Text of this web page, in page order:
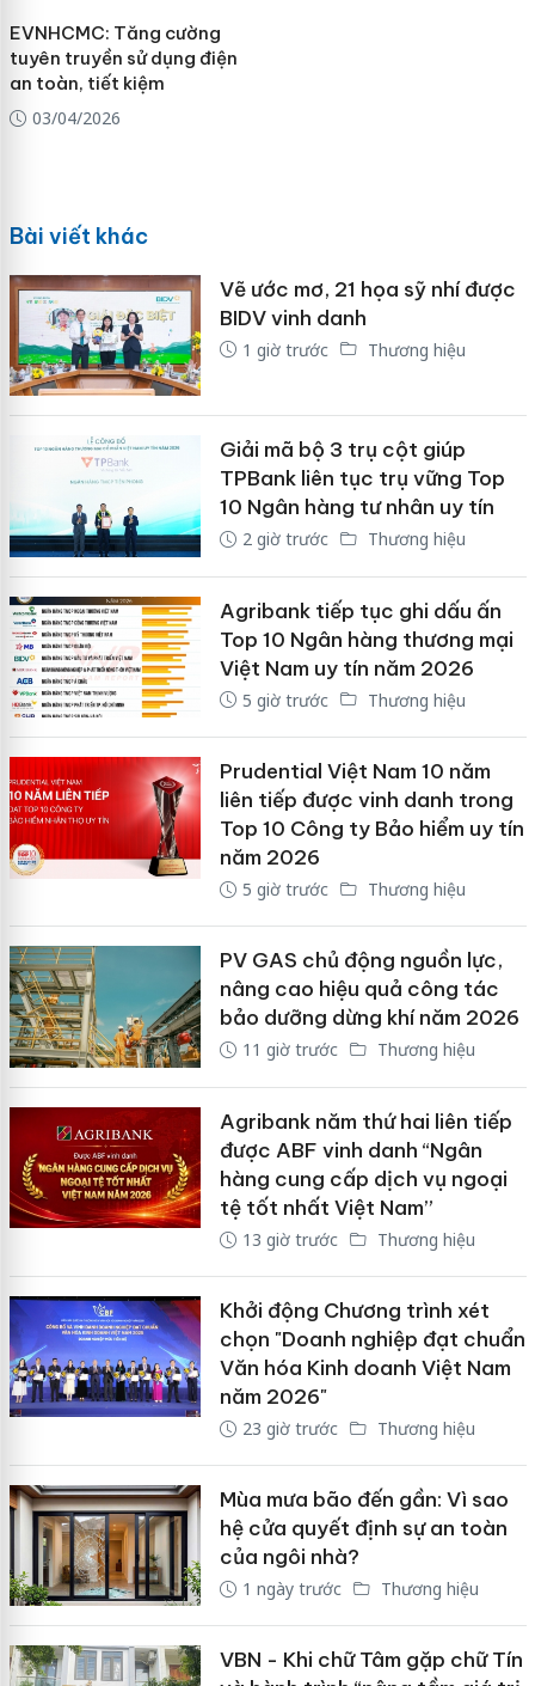
EVNHCMC: Tăng cường
tuyên truyền sử dụng điện
an toàn, tiết kiệm
03/04/2026
Bài viết khác
Vẽ ước mơ, 21 họa sỹ nhí được
BIDV vinh danh
1 giờ trước Thương hiệu
Giải mã bộ 3 trụ cột giúp
TPBank liên tục trụ vững Top
10 Ngân hàng tư nhân uy tín
2 giờ trước Thương hiệu
Agribank tiếp tục ghi dấu ấn
Top 10 Ngân hàng thương mại
Việt Nam uy tín năm 2026
5 giờ trước Thương hiệu
Prudential Việt Nam 10 năm
liên tiếp được vinh danh trong
Top 10 Công ty Bảo hiểm uy tín
năm 2026
5 giờ trước Thương hiệu
PV GAS chủ động nguồn lực,
nâng cao hiệu quả công tác
bảo dưỡng dừng khí năm 2026
11 giờ trước Thương hiệu
Agribank năm thứ hai liên tiếp
được ABF vinh danh “Ngân
hàng cung cấp dịch vụ ngoại
tệ tốt nhất Việt Nam”
13 giờ trước Thương hiệu
Khởi động Chương trình xét
chọn "Doanh nghiệp đạt chuẩn
Văn hóa Kinh doanh Việt Nam
năm 2026"
23 giờ trước Thương hiệu
Mùa mưa bão đến gần: Vì sao
hệ cửa quyết định sự an toàn
của ngôi nhà?
1 ngày trước Thương hiệu
VBN - Khi chữ Tâm gặp chữ Tín